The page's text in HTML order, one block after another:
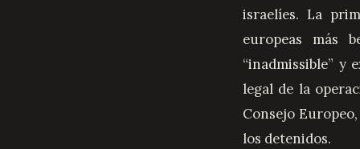
israelíes. La
europeas más
“inadmissible” y
legal de la
Consejo
los detenidos.